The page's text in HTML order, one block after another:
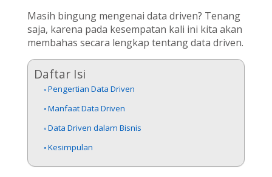
Masih bingung mengenai data driven? Tenang
saja, karena pada kesempatan kali ini kita akan
membahas secara lengkap tentang data driven.
Daftar Isi
Pengertian Data Driven
Manfaat Data Driven
Data Driven dalam Bisnis
Kesimpulan